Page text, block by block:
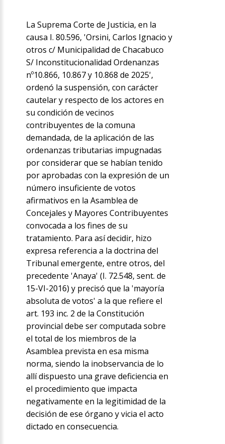
La Suprema Corte de Justicia, en la
causa I. 80.596, 'Orsini, Carlos Ignacio y
otros c/ Municipalidad de Chacabuco
S/ Inconstitucionalidad Ordenanzas
nº10.866, 10.867 y 10.868 de 2025',
ordenó la suspensión, con carácter
cautelar y respecto de los actores en
su condición de vecinos
contribuyentes de la comuna
demandada, de la aplicación de las
ordenanzas tributarias impugnadas
por considerar que se habían tenido
por aprobadas con la expresión de un
número insuficiente de votos
afirmativos en la Asamblea de
Concejales y Mayores Contribuyentes
convocada a los fines de su
tratamiento. Para así decidir, hizo
expresa referencia a la doctrina del
Tribunal emergente, entre otros, del
precedente 'Anaya' (I. 72.548, sent. de
15-VI-2016) y precisó que la 'mayoría
absoluta de votos' a la que refiere el
art. 193 inc. 2 de la Constitución
provincial debe ser computada sobre
el total de los miembros de la
Asamblea prevista en esa misma
norma, siendo la inobservancia de lo
allí dispuesto una grave deficiencia en
el procedimiento que impacta
negativamente en la legitimidad de la
decisión de ese órgano y vicia el acto
dictado en consecuencia.